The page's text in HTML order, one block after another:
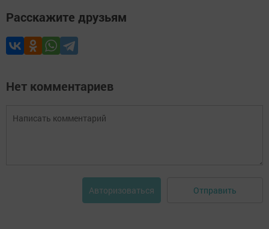
Расскажите друзьям
Нет комментариев
Авторизоваться Отправить